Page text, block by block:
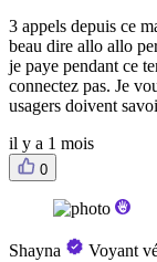
3 appels depuis ce
beau dire allo allo
je paye pendant ce
connectez pas. Je
usagers doivent
il y a 1 mois
0
Shayna
Voyant